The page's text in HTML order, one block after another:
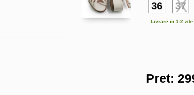
36 37
Livrare in 1-2
Pret: